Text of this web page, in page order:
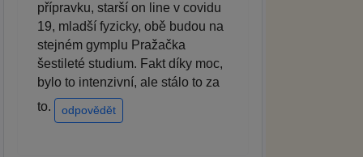
přípravku, starší on line v covidu
19, mladší fyzicky, obě budou na
stejném gymplu Pražačka
šestileté studium. Fakt díky moc,
bylo to intenzivní, ale stálo to za
to.
odpovědět